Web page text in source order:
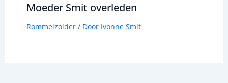
Moeder Smit overleden
Rommelzolder/ Door Ivonne Smit